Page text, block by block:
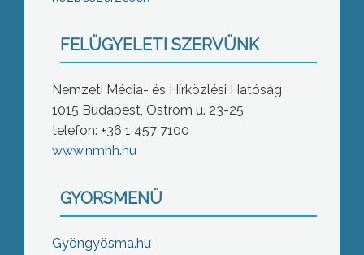
FELÜGYELETI SZERVÜNK
Nemzeti Média- és Hírközlési Hatóság
1015 Budapest, Ostrom u. 23-25
telefon: +36 1 457 7100
www.nmhh.hu
GYORSMENÜ
Gyöngyösma.hu